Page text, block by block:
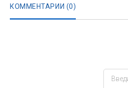
КОММЕНТАРИИ (0)